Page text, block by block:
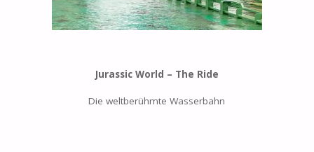
Jurassic World – The Ride
Die weltberühmte Wasserbahn